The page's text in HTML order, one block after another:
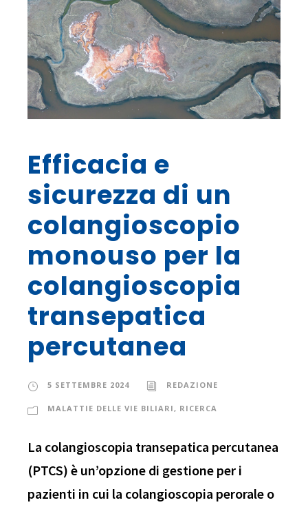
Efficacia e
sicurezza di un
colangioscopio
monouso per la
colangioscopia
transepatica
percutanea
5 SETTEMBRE 2024 REDAZIONE
MALATTIE DELLE VIE BILIARI , RICERCA
La colangioscopia transepatica percutanea
(PTCS) è un’opzione di gestione per i
pazienti in cui la colangioscopia perorale o